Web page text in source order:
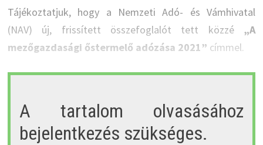
Tájékoztatjuk, hogy a Nemzeti Adó- és Vámhivatal
(NAV) új, frissített összefoglalót tett közzé „A
mezőgazdasági őstermelő adózása 2021” címmel.
A tartalom olvasásához
bejelentkezés szükséges.